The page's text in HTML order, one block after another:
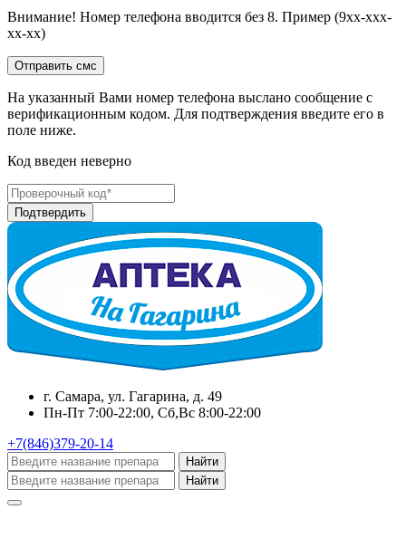
Внимание! Номер телефона вводится без 8. Пример (9хх-ххх-
хх-хх)
На указанный Вами номер телефона выслано сообщение с
верификационным кодом. Для подтверждения введите его в
поле ниже.
Код введен неверно
г. Самара, ул. Гагарина, д. 49
Пн-Пт 7:00-22:00, Сб,Вс 8:00-22:00
+7(846)379-20-14
Найти
Найти